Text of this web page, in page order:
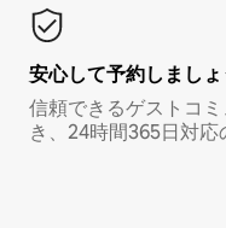
安心して予約しましょ
信頼できるゲストコ
き、24時間365日対応